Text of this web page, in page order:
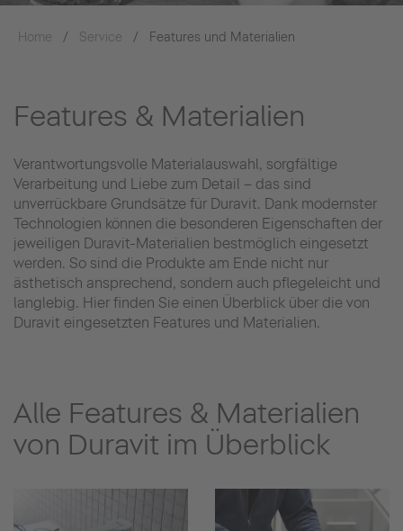
Home Service Features und Materialien
Features & Materialien
Verantwortungsvolle Materialauswahl, sorgfältige
Verarbeitung und Liebe zum Detail – das sind
unverrückbare Grundsätze für Duravit. Dank modernster
Technologien können die besonderen Eigenschaften der
jeweiligen Duravit-Materialien bestmöglich eingesetzt
werden. So sind die Produkte am Ende nicht nur
ästhetisch ansprechend, sondern auch pflegeleicht und
langlebig. Hier finden Sie einen Überblick über die von
Duravit eingesetzten Features und Materialien.
Alle Features & Materialien
von Duravit im Überblick